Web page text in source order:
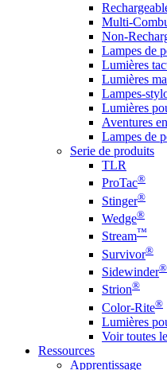
Multi-
Non-
Lampes de
Lumières
Lumières
Lampes-
Lumières
Aventures
Lampes de
Serie de produits
TLR
ProTac®
Stinger®
Wedge®
Stream™
Survivor®
Sidewinder®
Strion®
Color-Rite®
Lumières
Voir toutes
Ressources
Apprentissage